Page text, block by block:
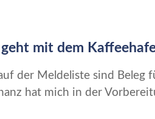
geht mit dem
der Meldeliste sind Beleg
hat mich in der